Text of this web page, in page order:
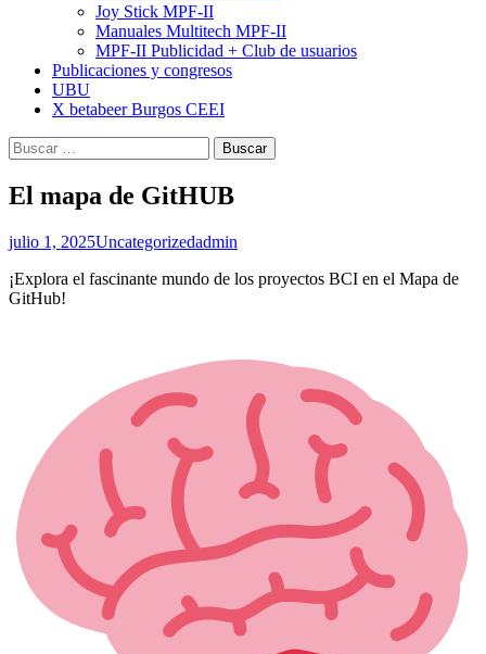
Joy Stick MPF-II
Manuales Multitech MPF-II
MPF-II Publicidad + Club de usuarios
Publicaciones y congresos
UBU
X betabeer Burgos CEEI
Buscar:
El mapa de GitHUB
julio 1, 2025Uncategorizedadmin
¡Explora el fascinante mundo de los proyectos BCI en el Mapa de
GitHub!